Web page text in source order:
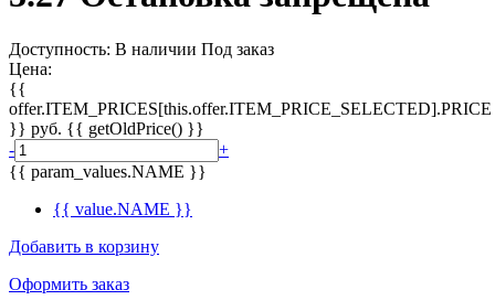
Доступность: В наличии Под заказ
Цена:
{{
offer.ITEM_PRICES[this.offer.ITEM_PRICE_SELECTED].PRICE
}} руб. {{ getOldPrice() }}
-
+
{{ param_values.NAME }}
{{ value.NAME }}
Добавить в корзину
Оформить заказ